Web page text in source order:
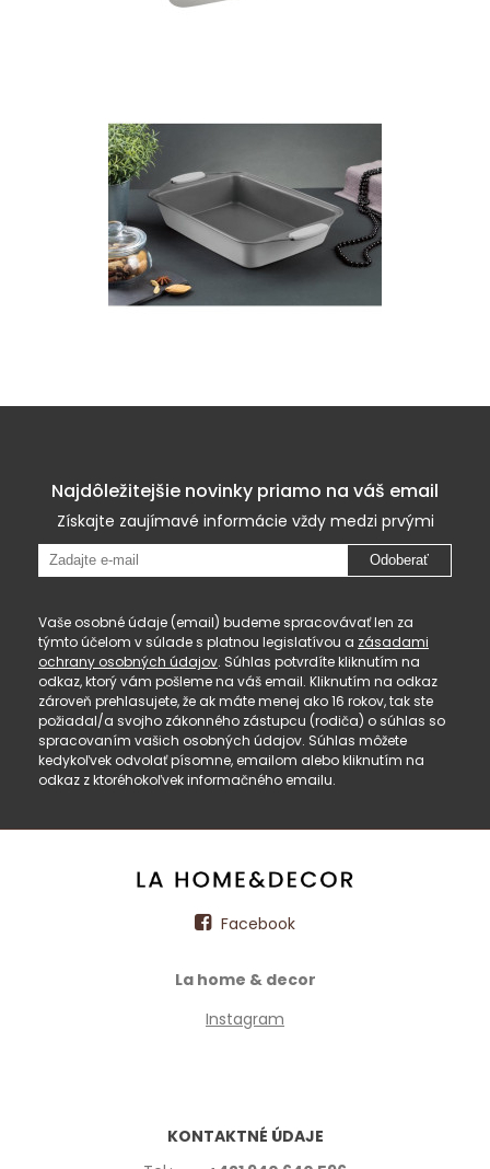
Najdôležitejšie novinky priamo na váš email
Získajte zaujímavé informácie vždy medzi prvými
Odoberať
Vaše osobné údaje (email) budeme spracovávať len za
týmto účelom v súlade s platnou legislatívou a zásadami
ochrany osobných údajov. Súhlas potvrdíte kliknutím na
odkaz, ktorý vám pošleme na váš email. Kliknutím na odkaz
zároveň prehlasujete, že ak máte menej ako 16 rokov, tak ste
požiadal/a svojho zákonného zástupcu (rodiča) o súhlas so
spracovaním vašich osobných údajov. Súhlas môžete
kedykoľvek odvolať písomne, emailom alebo kliknutím na
odkaz z ktoréhokoľvek informačného emailu.
Facebook
La home & decor
Instagram
KONTAKTNÉ ÚDAJE